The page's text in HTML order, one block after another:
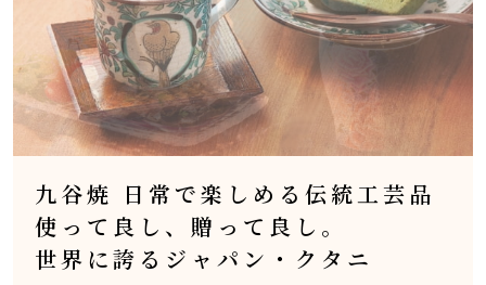
九谷焼 日常で楽しめる伝統工芸品
使って良し、贈って良し。
世界に誇るジャパン・クタニ